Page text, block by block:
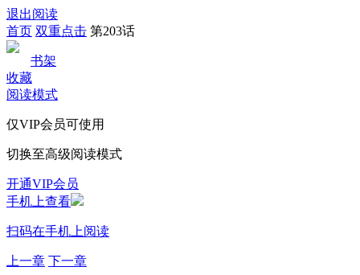
退出阅读
首页 双重点击 第203话
书架
收藏
阅读模式
仅VIP会员可使用
切换至高级阅读模式
开通VIP会员
手机上查看
扫码在手机上阅读
上一章 下一章